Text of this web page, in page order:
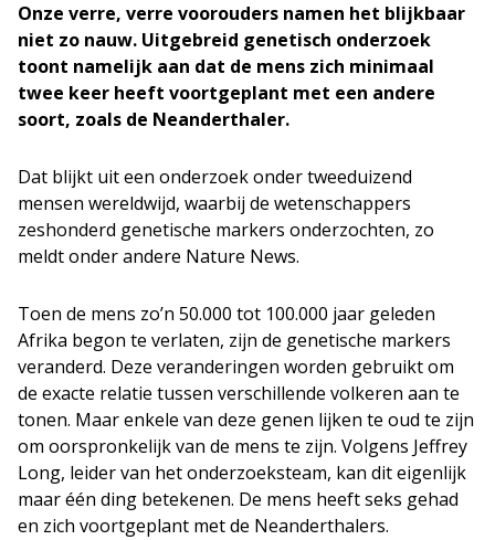
Onze verre, verre voorouders namen het blijkbaar
niet zo nauw. Uitgebreid genetisch onderzoek
toont namelijk aan dat de mens zich minimaal
twee keer heeft voortgeplant met een andere
soort, zoals de Neanderthaler.
Dat blijkt uit een onderzoek onder tweeduizend
mensen wereldwijd, waarbij de wetenschappers
zeshonderd genetische markers onderzochten, zo
meldt onder andere Nature News.
Toen de mens zo’n 50.000 tot 100.000 jaar geleden
Afrika begon te verlaten, zijn de genetische markers
veranderd. Deze veranderingen worden gebruikt om
de exacte relatie tussen verschillende volkeren aan te
tonen. Maar enkele van deze genen lijken te oud te zijn
om oorspronkelijk van de mens te zijn. Volgens Jeffrey
Long, leider van het onderzoeksteam, kan dit eigenlijk
maar één ding betekenen. De mens heeft seks gehad
en zich voortgeplant met de Neanderthalers.